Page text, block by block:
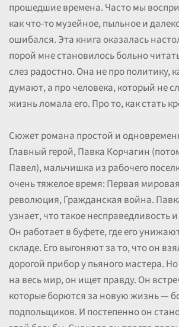
прошедшие времена. Часто мы
как что-то музейное, пыльное и
ошибался. Эта книга оказалась
порой мне становилось больно
слез радостно. Она не про политику,
думают, а про человека, который не
жизнь ломала его. Про то, как стать
Сюжет романа простой и
Главный герой, Павка Корчагин
Павел), мальчишка из рабочего
очень тяжелое время: Первая
революция, Гражданская война.
узнает, что такое несправедливость
Он работает в буфете, где его
складе. Его выгоняют за то, что он
дорогой прибор у пьяного мастера.
на весь мир, он ищет правду. Он
которые борются за новую жизнь —
подпольщиков. И постепенно он